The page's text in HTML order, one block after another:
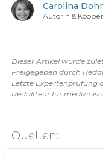
Carolina
Autorin &
Dieser Artikel wurde
Freigegeben durch
Letzte Expertenprüfung
Redakteur für
Quellen: